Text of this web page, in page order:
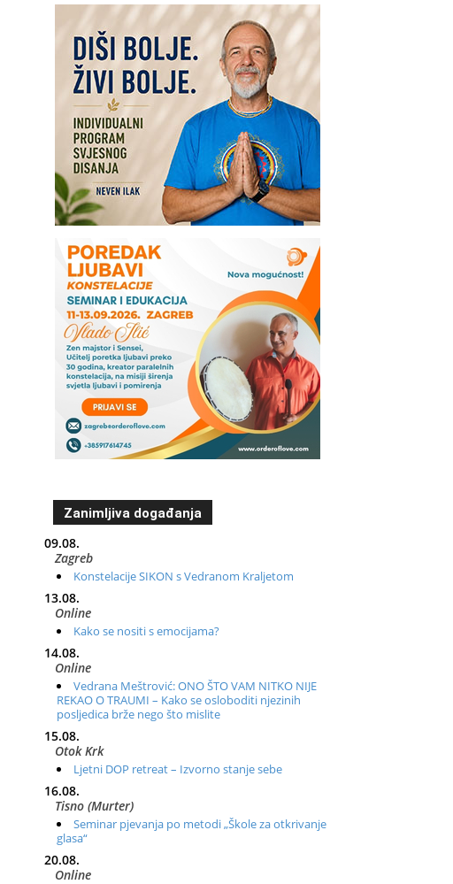
Zanimljiva događanja
09.08.
Zagreb
Konstelacije SIKON s Vedranom Kraljetom
13.08.
Online
Kako se nositi s emocijama?
14.08.
Online
Vedrana Meštrović: ONO ŠTO VAM NITKO NIJE
REKAO O TRAUMI – Kako se osloboditi njezinih
posljedica brže nego što mislite
15.08.
Otok Krk
Ljetni DOP retreat – Izvorno stanje sebe
16.08.
Tisno (Murter)
Seminar pjevanja po metodi „Škole za otkrivanje
glasa“
20.08.
Online